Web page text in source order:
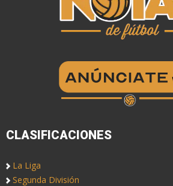
CLASIFICACIONES
La Liga
Segunda División